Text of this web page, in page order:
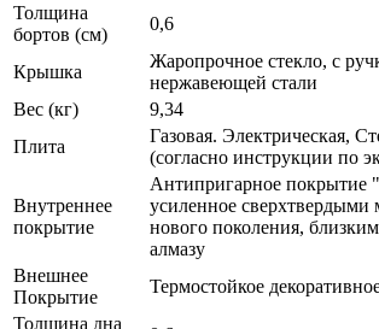
Толщина
бортов (см)
0,6
Крышка
Жаропрочное стекло, с
нержавеющей стали
Вес (кг)
9,34
Плита
Газовая. Электрическая,
(согласно инструкции по
Внутреннее
покрытие
Антипригарное покрытие
усиленное сверхтвердыми
нового поколения,
алмазу
Внешнее
Покрытие
Термостойкое
Толщина дна